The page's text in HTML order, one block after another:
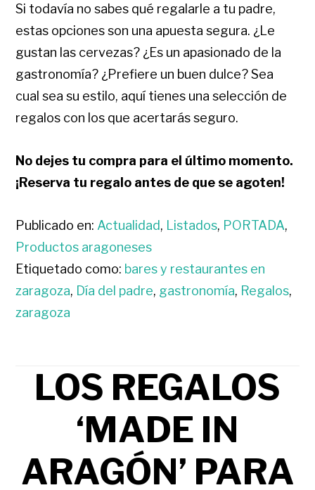
Si todavía no sabes qué regalarle a tu padre,
estas opciones son una apuesta segura. ¿Le
gustan las cervezas? ¿Es un apasionado de la
gastronomía? ¿Prefiere un buen dulce? Sea
cual sea su estilo, aquí tienes una selección de
regalos con los que acertarás seguro.
No dejes tu compra para el último momento.
¡Reserva tu regalo antes de que se agoten!
Publicado en: Actualidad, Listados, PORTADA,
Productos aragoneses
Etiquetado como: bares y restaurantes en
zaragoza, Día del padre, gastronomía, Regalos,
zaragoza
LOS REGALOS
‘MADE IN
ARAGÓN’ PARA